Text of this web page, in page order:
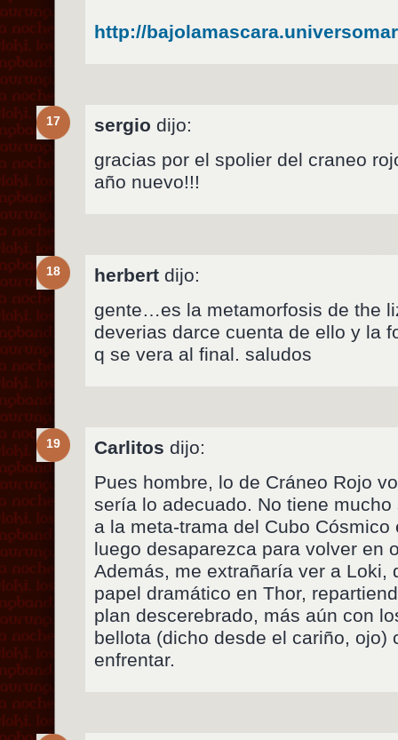
http://
17 sergio dijo:
gracias por el spolier del craneo
año nuevo!!!
18 herbert dijo:
gente…es la metamorfosis de the
deverias darce cuenta de ello y la
q se vera al final. saludos
19 Carlitos dijo:
Pues hombre, lo de Cráneo Rojo
sería lo adecuado. No tiene
a la meta-trama del Cubo
luego desaparezca para volver en
Además, me extrañaría ver a Loki,
papel dramático en Thor,
plan descerebrado, más aún con
bellota (dicho desde el cariño, ojo)
enfrentar.